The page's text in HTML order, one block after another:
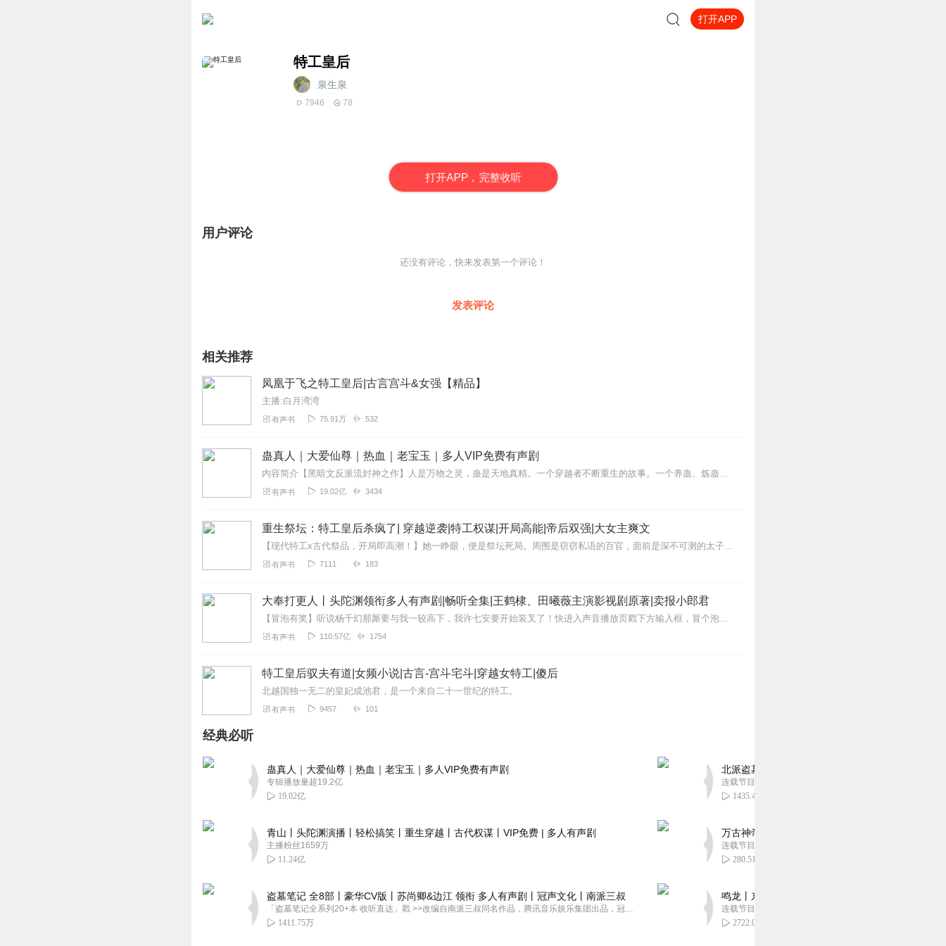
打开APP
特工皇后
泉生泉
7946 78
打开APP，完整收听
用户评论
还没有评论，快来发表第一个评论！
发表评论
相关推荐
凤凰于飞之特工皇后|古言宫斗&女强【精品】
主播:白月湾湾
有声书 75.91万 532
蛊真人｜大爱仙尊｜热血｜老宝玉｜多人VIP免费有声剧
内容简介【黑暗文反派流封神之作】人是万物之灵，蛊是天地真精。一个穿越者不断重生的故事。一个养蛊、炼蛊、用蛊的奇特世界。配音组（男角色）老宝玉旁白...
有声书 19.02亿 3434
重生祭坛：特工皇后杀疯了| 穿越逆袭|特工权谋|开局高能|帝后双强|大女主爽文
【现代特工x古代祭品，开局即高潮！】她一睁眼，便是祭坛死局。周围是窃窃私语的百官，面前是深不可测的太子。没有系统，没有金手指，她只有一颗来自现代的特工大脑。他对...
有声书 7111 183
大奉打更人丨头陀渊领衔多人有声剧|畅听全集|王鹤棣、田曦薇主演影视剧原著|卖报小郎君
【冒泡有奖】听说杨千幻那厮要与我一较高下，我许七安要开始装叉了！快进入声音播放页戳下方输入框，冒个泡偷偷告诉我，我要用哪些诗词才能胜过他？说得好的，有赏！202...
有声书 110.57亿 1754
特工皇后驭夫有道|女频小说|古言-宫斗宅斗|穿越女特工|傻后
北越国独一无二的皇妃成池君，是一个来自二十一世纪的特工。
有声书 9457 101
经典必听
蛊真人｜大爱仙尊｜热血｜老宝玉｜多人VIP免费有声剧
专辑播放量超19.2亿
19.02亿
青山丨头陀渊演播丨轻松搞笑丨重生穿越丨古代权谋丨VIP免费 | 多人有声剧
主播粉丝1659万
11.24亿
盗墓笔记 全8部丨豪华CV版丨苏尚卿&边江 领衔 多人有声剧丨冠声文化丨南派三叔
「盗墓笔记全系列20+本 收听直达」戳 >>改编自南派三叔同名作品，腾讯音乐娱乐集团出品，冠声文化制作，...
1411.75万
北派盗墓笔记丨头陀渊出品丨悬疑灵异丨摸金校尉
连载节目超四百集
1435.47万
万古神帝丨玄幻丨热血丨紫襟团队演播丨多人有声
连载节目超二百集
280.51万
鸣龙丨东方玄幻丨紫襟团队丨轻松搞笑丨多人有声
连载节目超五百集
2722.08万